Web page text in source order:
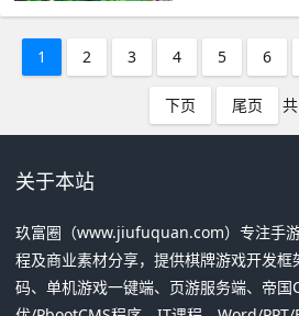
1 2 3 4 5 6
下页 尾页 共
关于本站
玖富圈（www.jiufuquan.com）专注手
程及商业素材分享，提供棋牌游戏开发
码、单机游戏一键端、页游服务端、帝国